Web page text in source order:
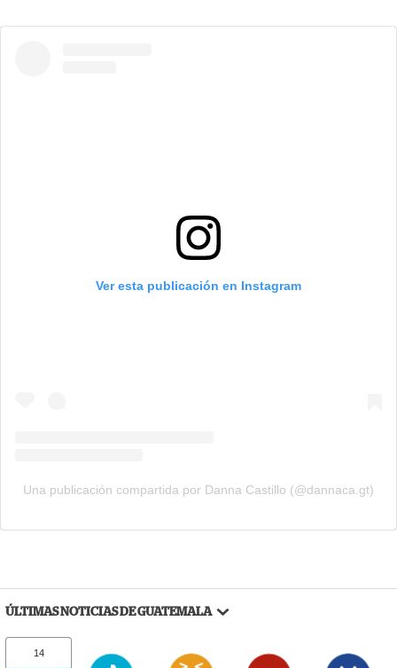
Ver esta publicación en Instagram
Una publicación compartida por Danna Castillo (@dannaca.gt)
ÚLTIMAS NOTICIAS DE GUATEMALA
14